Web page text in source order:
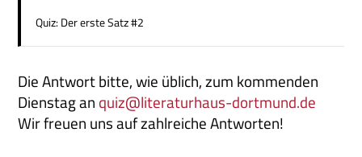
Quiz: Der erste Satz #2
Die Antwort bitte, wie üblich, zum kommenden
Dienstag an quiz@literaturhaus-dortmund.de
Wir freuen uns auf zahlreiche Antworten!